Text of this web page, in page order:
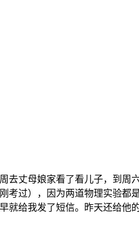
去丈母娘家看了看儿子，到
考过），因为两道物理实验都
就给我发了短信。昨天还给